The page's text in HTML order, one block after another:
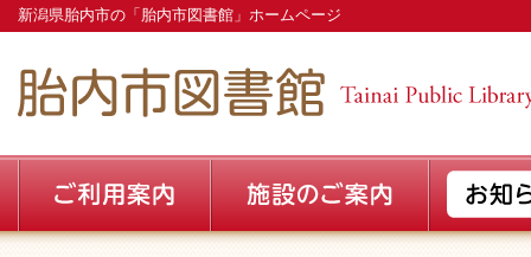
新潟県胎内市の「胎内市図書館」ホームページ